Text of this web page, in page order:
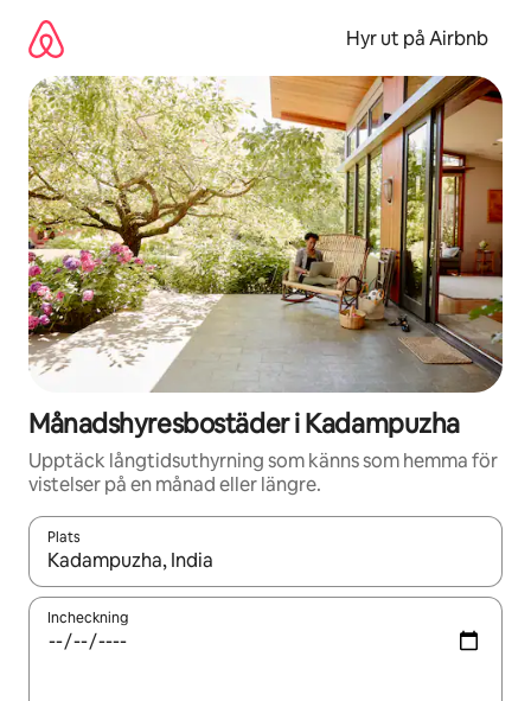
innehåll
Hyr ut på Airbnb
Månadshyresbostäder i Kadampuzha
Upptäck långtidsuthyrning som känns som hemma för
vistelser på en månad eller längre.
Plats
När resultaten är tillgängliga kan du navigera med upp- och
Incheckning